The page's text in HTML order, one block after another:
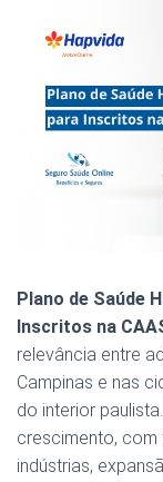
Plano de Saúde
Inscritos na
relevância entre
Campinas e nas
do interior
crescimento, com
indústrias,